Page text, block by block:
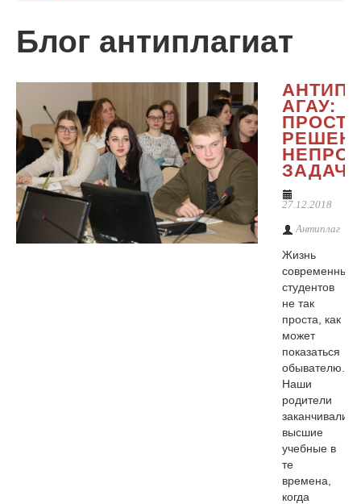
О сервисе
Блог антиплагиат
АГАУ:
ЗАДАЧИ
27.12.2018
Антиплаг
Жизнь
современных
студентов
не так
проста, как
может
показаться
обывателю.
Наши
родители
заканчивали
высшие
учебные в
те
времена,
когда